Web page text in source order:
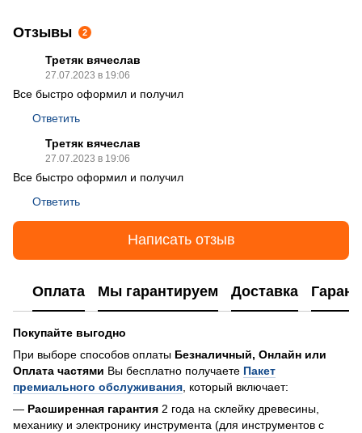
Отзывы 2
Третяк вячеслав
27.07.2023 в 19:06
Все быстро оформил и получил
Ответить
Третяк вячеслав
27.07.2023 в 19:06
Все быстро оформил и получил
Ответить
Написать отзыв
Оплата Мы гарантируем Доставка
Покупайте выгодно
При выборе способов оплаты Безналичный, Онлайн или
Оплата частями Вы бесплатно получаете Пакет
премиального обслуживания , который включает:
— Расширенная гарантия 2 года на склейку древесины,
механику и электронику инструмента (для инструментов с